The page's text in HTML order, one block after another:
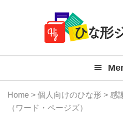
Navigation
Home > 個人向けのひな形 > 感
（ワード・ページズ）